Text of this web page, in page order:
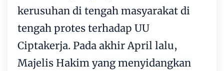
kerusuhan di tengah masyarakat di
tengah protes terhadap UU
Ciptakerja. Pada akhir April lalu,
Majelis Hakim yang menyidangkan